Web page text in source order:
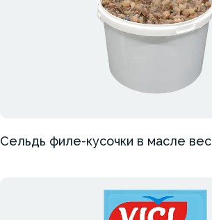
Сельдь филе-кусочки в масле вес